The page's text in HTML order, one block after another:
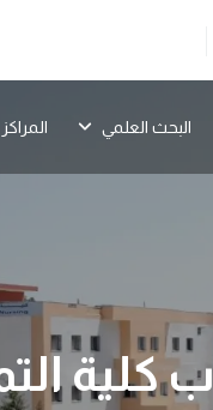
البحث العلمي
كلية